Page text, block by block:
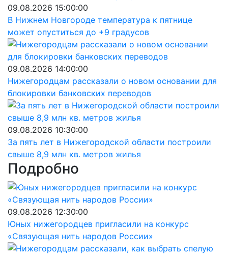
09.08.2026 15:00:00
В Нижнем Новгороде температура к пятнице
может опуститься до +9 градусов
09.08.2026 14:00:00
Нижегородцам рассказали о новом основании для
блокировки банковских переводов
09.08.2026 10:30:00
За пять лет в Нижегородской области построили
свыше 8,9 млн кв. метров жилья
Подробно
09.08.2026 12:30:00
Юных нижегородцев пригласили на конкурс
«Связующая нить народов России»